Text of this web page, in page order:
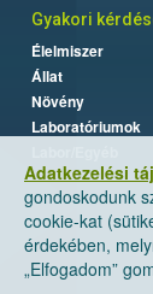
Adatkezelési
gondoskodunk
cookie-kat
érdekében,
„Elfogadom”
Gyakori
Élelmiszer
Állat
Növény
Laboratóriumok